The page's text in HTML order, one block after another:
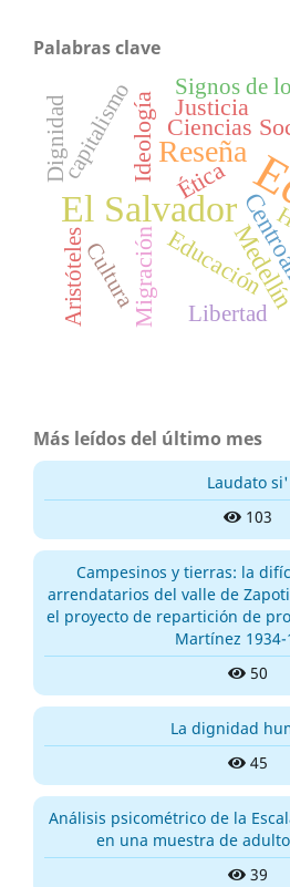
Palabras clave
El Salvador
Reseña
Migración
Ideología Ciencias
Educación
Ética
Justicia
Signos de
Libertad
Cultura
capitalismo
Dignidad
Aristóteles
Más leídos del último mes
Laudato si'
103
Campesinos y tierras: la
arrendatarios del valle de
el proyecto de repartición de
Martínez 1934-
50
La dignidad
45
Análisis psicométrico de la
en una muestra de
39